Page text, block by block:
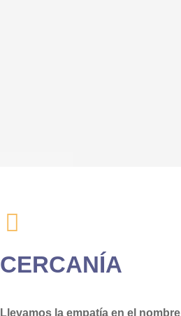
CERCANÍA
Llevamos la empatía en el nombre